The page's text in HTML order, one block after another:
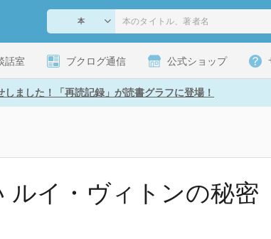
話室 ブクログ通信 公式ショップ
しました！「再読記録」が読書グラフに登場！
ルイ・ヴィトンの秘密